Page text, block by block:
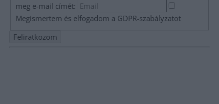
meg e-mail címét:
Megismertem és elfogadom a GDPR-szabályzatot